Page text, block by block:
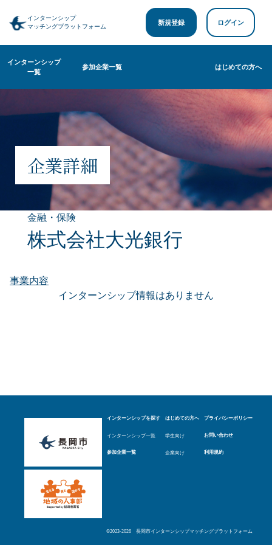
インターンシップ
マッチングプラットフォーム
新規登録 ログイン
インターンシップ
一覧
参加企業一覧 はじめての方へ
企業詳細
金融・保険
株式会社大光銀行
事業内容
インターンシップ情報はありません
インターンシップを探す
インターンシップ一覧
参加企業一覧
はじめての方へ
学生向け
企業向け
プライバシーポリシー
お問い合わせ
利用規約
©︎2023-2026 長岡市インターンシップマッチングプラットフォーム